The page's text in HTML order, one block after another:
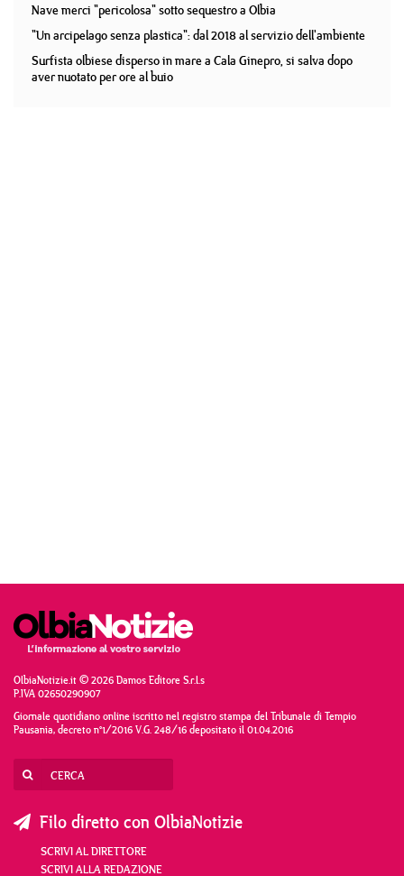
Nave merci "pericolosa" sotto sequestro a Olbia
"Un arcipelago senza plastica": dal 2018 al servizio dell'ambiente
Surfista olbiese disperso in mare a Cala Ginepro, si salva dopo
aver nuotato per ore al buio
OlbiaNotizie.it © 2026 Damos Editore S.r.l.s
P.IVA 02650290907
Giornale quotidiano online iscritto nel registro stampa del Tribunale di Tempio
Pausania, decreto n°1/2016 V.G. 248/16 depositato il 01.04.2016
Filo diretto con OlbiaNotizie
SCRIVI AL DIRETTORE
SCRIVI ALLA REDAZIONE